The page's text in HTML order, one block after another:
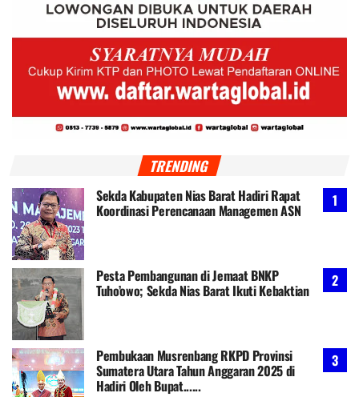
TRENDING
Sekda Kabupaten Nias Barat Hadiri Rapat
Koordinasi Perencanaan Managemen ASN
Pesta Pembangunan di Jemaat BNKP
Tuho’owo; Sekda Nias Barat Ikuti Kebaktian
Pembukaan Musrenbang RKPD Provinsi
Sumatera Utara Tahun Anggaran 2025 di
Hadiri Oleh Bupat......